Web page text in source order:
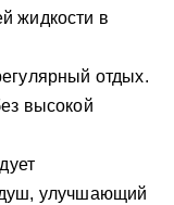
жидкости в
отдых.
высокой
душ, улучшающий